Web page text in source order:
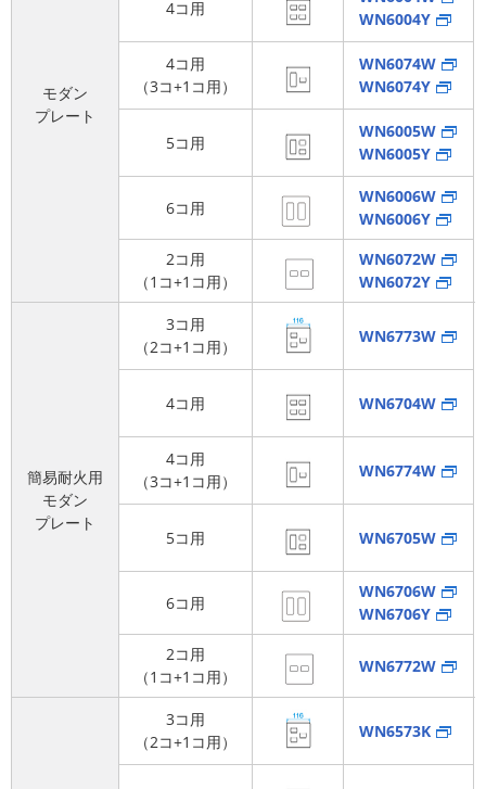
モダン
プレート
4コ用
WN6004Y
4コ用
（3コ+1コ用）
WN6074W
WN6074Y
5コ用
WN6005W
WN6005Y
6コ用
WN6006W
WN6006Y
2コ用
（1コ+1コ用）
WN6072W
WN6072Y
簡易耐火用
モダン
プレート
3コ用
（2コ+1コ用）
WN6773W
4コ用 WN6704W
4コ用
（3コ+1コ用）
WN6774W
5コ用 WN6705W
6コ用
WN6706W
WN6706Y
2コ用
（1コ+1コ用）
WN6772W
3コ用
（2コ+1コ用）
WN6573K